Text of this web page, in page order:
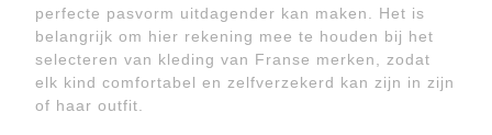
perfecte pasvorm uitdagender kan maken. Het is
belangrijk om hier rekening mee te houden bij het
selecteren van kleding van Franse merken, zodat
elk kind comfortabel en zelfverzekerd kan zijn in zijn
of haar outfit.